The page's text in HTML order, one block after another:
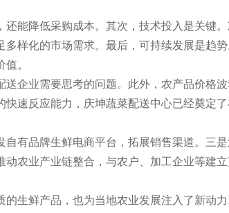
能降低采购成本。其次，技术投入是关键
样化的市场需求。最后，可持续发展是趋
。
企业需要思考的问题。此外，农产品价格
速反应能力，庆坤蔬菜配送中心已经奠定
有品牌生鲜电商平台，拓展销售渠道。三
农业产业链整合，与农户、加工企业等建
生鲜产品，也为当地农业发展注入了新动